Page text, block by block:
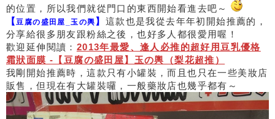
的位置，所以我們就從門口的東西開始看進去吧～
【豆腐の盛田屋_玉の輿 】 這款也是我從去年年初開始推薦的，
分享給很多朋友跟粉絲之後，也好多人都很愛用喔！
歡迎延伸閱讀： 2013年最愛、逢人必推的超好用豆乳優格
霜狀面膜 -【豆腐の盛田屋】玉の輿（梨花超推）
我剛開始推薦時，這款只有小罐裝，而且也只在一些美妝店
販售，但現在有大罐裝囉，一般藥妝店也幾乎都有～